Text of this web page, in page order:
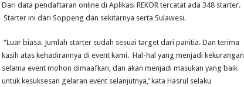
Dari data pendaftaran online di Aplikasi REKOR tercatat ada 348 starter.
Starter ini dari Soppeng dan sekitarnya serta Sulawesi.
“Luar biasa. Jumlah starter sudah sesuai target dari panitia. Dan terima
kasih atas kehadirannya di event kami. Hal-hal yang menjadi kekurangan
selama event mohon dimaafkan, dan akan menjadi masukan yang baik
untuk kesuksesan gelaran event selanjutnya,’ kata Hasrul selaku